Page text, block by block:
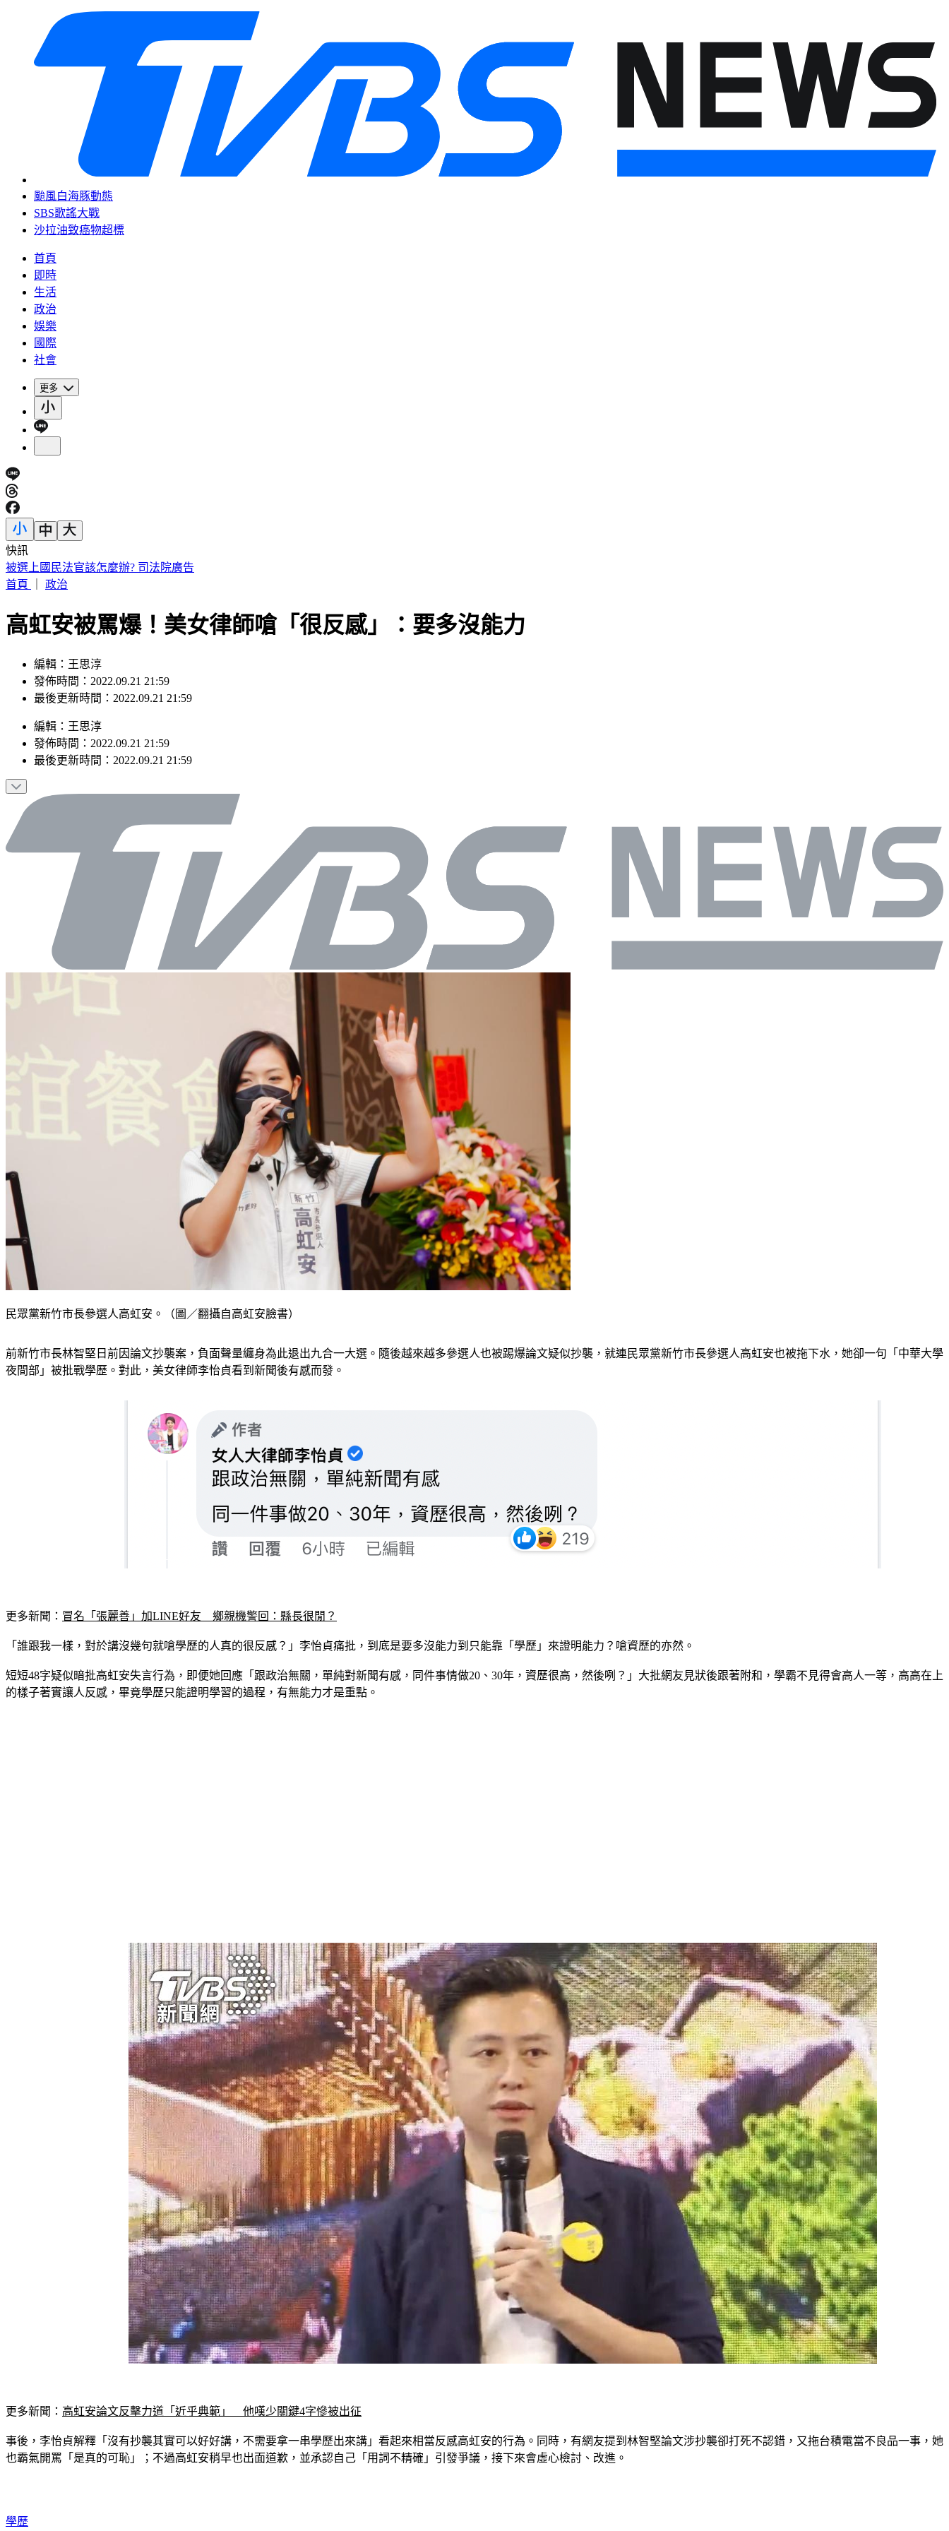
颱風白海豚動態
SBS歌謠大戰
沙拉油致癌物超標
首頁
即時
生活
政治
娛樂
國際
社會
更多
快訊
網紅肥大叔離世！醫曝「油煙致癌」：做1頓飯=吸2包菸
首頁
政治
高虹安被罵爆！美女律師嗆「很反感」：要多沒能力
編輯：王思淳
發佈時間：2022.09.21 21:59
最後更新時間：2022.09.21 21:59
編輯 ： 王思淳
發佈時間： 2022.09.21 21:59
最後更新時間： 2022.09.21 21:59
民眾黨新竹市長參選人高虹安。（圖／翻攝自高虹安臉書）
前新竹市長林智堅日前因論文抄襲案，負面聲量纏身為此退出九合一大選。隨後越來越多參選人也被踢爆論文疑似抄襲，就連民眾黨新竹市長參選人高虹安也被拖下水，她卻一句「中華大學
夜間部」被批戰學歷。對此，美女律師李怡貞看到新聞後有感而發。
更多新聞： 冒名「張麗善」加LINE好友　鄉親機警回：縣長很閒？
「誰跟我一樣，對於講沒幾句就嗆學歷的人真的很反感？」李怡貞痛批，到底是要多沒能力到只能靠「學歷」來證明能力？嗆資歷的亦然。
短短48字疑似暗批高虹安失言行為，即便她回應「跟政治無關，單純對新聞有感，同件事情做20、30年，資歷很高，然後咧？」大批網友見狀後跟著附和，學霸不見得會高人一等，高高在上
的樣子著實讓人反感，畢竟學歷只能證明學習的過程，有無能力才是重點。
更多新聞： 高虹安論文反擊力道「近乎典範」　他嘆少關鍵4字慘被出征
事後，李怡貞解釋「沒有抄襲其實可以好好講，不需要拿一串學歷出來講」看起來相當反感高虹安的行為。同時，有網友提到林智堅論文涉抄襲卻打死不認錯，又拖台積電當不良品一事，她
也霸氣開罵「是真的可恥」；不過高虹安稍早也出面道歉，並承認自己「用詞不精確」引發爭議，接下來會虛心檢討、改進。
學歷